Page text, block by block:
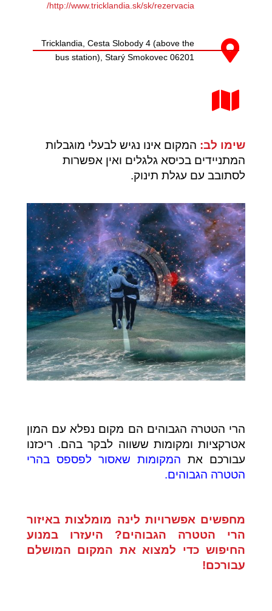
http://www.tricklandia.sk/sk/rezervacia/
Tricklandia, Cesta Slobody 4 (above the
bus station), Starý Smokovec 06201
שימו לב: המקום אינו נגיש לבעלי מוגבלות
המתניידים בכיסא גלגלים ואין אפשרות
לסתובב עם עגלת תינוק.
הרי הטטרה הגבוהים הם מקום נפלא עם המון
אטרקציות ומקומות ששווה לבקר בהם. ריכזנו
עבורכם את המקומות שאסור לפספס בהרי
הטטרה הגבוהים.
מחפשים אפשרויות לינה מומלצות באיזור
הרי הטטרה הגבוהים? היעזרו במנוע
החיפוש כדי למצוא את המקום המושלם
עבורכם!